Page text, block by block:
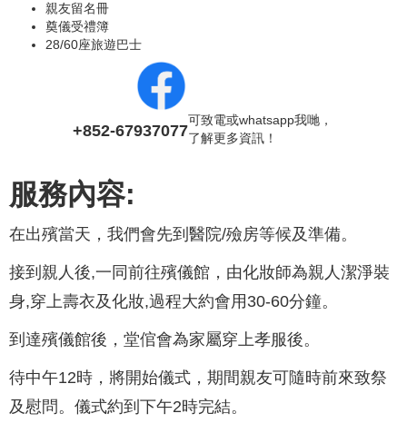
親友留名冊
奠儀受禮簿
28/60座旅遊巴士
+852-67937077
可致電或whatsapp我哋，
了解更多資訊！
服務內容:
在出殯當天，我們會先到醫院/殮房等候及準備。
接到親人後,一同前往殯儀館，由化妝師為親人潔淨裝
身,穿上壽衣及化妝,過程大約會用30-60分鐘。
到達殯儀館後，堂倌會為家屬穿上孝服後。
待中午12時，將開始儀式，期間親友可隨時前來致祭
及慰問。儀式約到下午2時完結。